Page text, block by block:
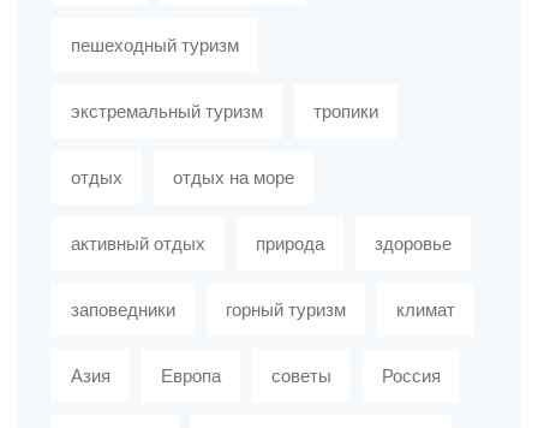
пешеходный туризм
экстремальный туризм тропики
отдых отдых на море
активный отдых природа здоровье
заповедники горный туризм климат
Азия Европа советы Россия